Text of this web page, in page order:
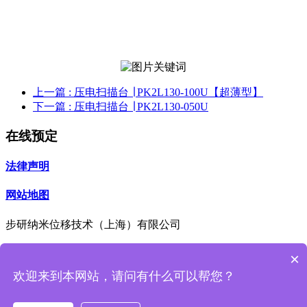
上一篇 : 压电扫描台 ∣ PK2L130-100U【超薄型】
下一篇 : 压电扫描台 ∣ PK2L130-050U
在线预定
法律声明
网站地图
步研纳米位移技术（上海）有限公司
13062620377
×
欢迎来到本网站，请问有什么可以帮您？